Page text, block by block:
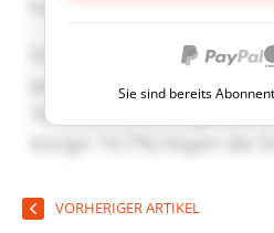
Sie sind bereits
VORHERIGER ARTIKEL